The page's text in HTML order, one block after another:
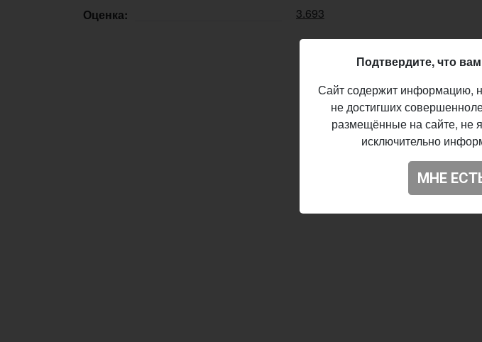
Оценка:
3.693
Подтвердите, что
Сайт содержит информацию,
не достигших
размещённые на сайте, не
исключительно
МНЕ